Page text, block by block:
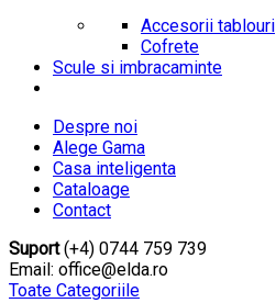
Accesorii tablouri
Cofrete
Scule si imbracaminte
Despre noi
Alege Gama
Casa inteligenta
Cataloage
Contact
Suport(+4) 0744 759 739
Email: office@elda.ro
Toate Categoriile